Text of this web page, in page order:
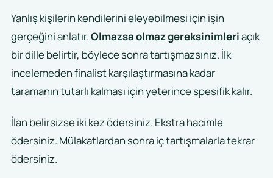
Yanlış kişilerin kendilerini eleyebilmesi için işin
gerçeğini anlatır.Olmazsa olmaz gereksinimleriaçık
bir dille belirtir, böylece sonra tartışmazsınız. İlk
incelemeden finalist karşılaştırmasına kadar
taramanın tutarlı kalması için yeterince spesifik kalır.
İlan belirsizse iki kez ödersiniz. Ekstra hacimle
ödersiniz. Mülakatlardan sonra iç tartışmalarla tekrar
ödersiniz.